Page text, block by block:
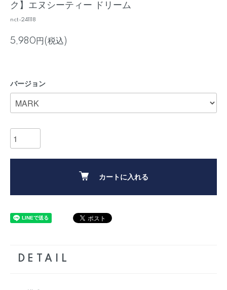
ク】エヌシーティー ドリーム
nct-241118
5,980円(税込)
バージョン
カートに入れる
DETAIL